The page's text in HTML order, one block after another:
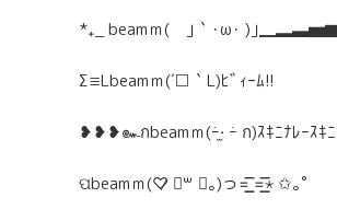
*₊_ beamｍ( ｣｀･ω･ )｣
Σ≡Lbeamｍ(´□｀L)ﾋﾞｨｰﾑ!!
❥❥❥๛กbeamｍ(ｰ̀·̫ ｰ́ ก)ｽｷﾆﾅﾚｰｽｷﾆ
ପbeamｍ(♡̷ ॑꒳ ॑｡)っ=͟͟͞͞ =͟͟͞͞⋆ ✩｡˚